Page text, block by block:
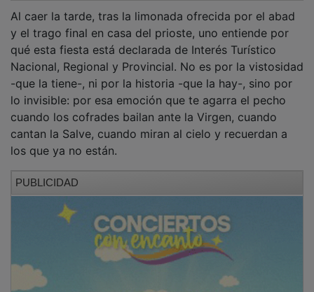
Al caer la tarde, tras la limonada ofrecida por el abad
y el trago final en casa del prioste, uno entiende por
qué esta fiesta está declarada de Interés Turístico
Nacional, Regional y Provincial. No es por la vistosidad
-que la tiene-, ni por la historia -que la hay-, sino por
lo invisible: por esa emoción que te agarra el pecho
cuando los cofrades bailan ante la Virgen, cuando
cantan la Salve, cuando miran al cielo y recuerdan a
los que ya no están.
PUBLICIDAD